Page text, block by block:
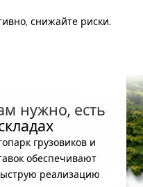
снижайте риски.
нужно, есть
грузовиков и
обеспечивают
реализацию